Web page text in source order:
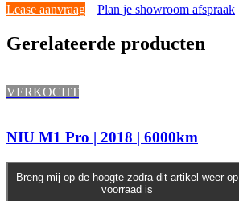
Lease aanvraag Plan je showroom afspraak
Gerelateerde producten
VERKOCHT
NIU M1 Pro | 2018 | 6000km
Breng mij op de hoogte zodra dit artikel weer op
voorraad is